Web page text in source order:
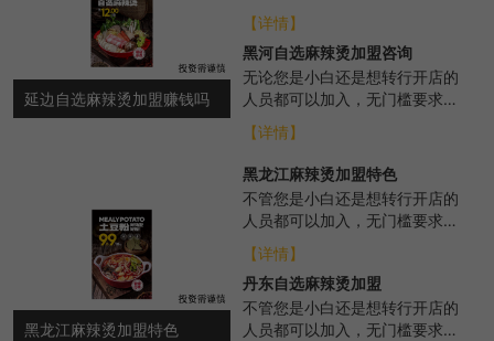
延边自选麻辣烫加盟赚钱吗
总部372度各个方面的扶持，选
址布局、培训、...
【详情】
黑河自选麻辣烫加盟咨询
无论您是小白还是想转行开店的
人员都可以加入，无门槛要求，
总部371度各个方面的扶持，选
址布局、培训、...
【详情】
黑龙江麻辣烫加盟特色
黑龙江麻辣烫加盟特色
不管您是小白还是想转行开店的
人员都可以加入，无门槛要求，
我们总部会从各个方面进行扶
持，帮助选址布局、...
【详情】
丹东自选麻辣烫加盟
不管您是小白还是想转行开店的
人员都可以加入，无门槛要求，